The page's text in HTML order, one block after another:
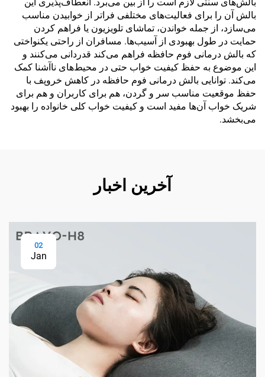
بالش آن را برای فعالیت‌های مختلفی فراتر از خوابیدن مناسب
می‌سازد، از جمله خواندن، تماشای تلویزیون یا فراهم کردن
حمایت در طول بهبودی از آسیب‌ها. مسافران از راحتی یکنواختی
که بالش درمانی فوم حافظه فراهم می‌کند قدردانی می‌کنند و
این موضوع به حفظ کیفیت خواب حتی در محیط‌های ناآشنا کمک
می‌کند. توانایی بالش درمانی فوم حافظه در کاهش خروپف با
حفظ موقعیت مناسب سر و گردن، هم برای کاربران و هم برای
شریک خواب آن‌ها مفید است و کیفیت خواب کلی خانواده را بهبود
می‌بخشد.
آخرین اخبار
02
Jan